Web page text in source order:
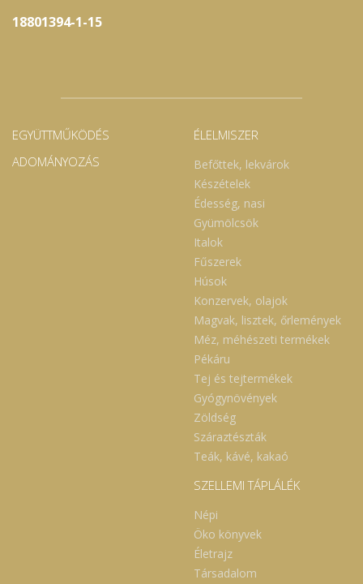
18801394-1-15
EGYÜTTMŰKÖDÉS
ADOMÁNYOZÁS
ÉLELMISZER
Befőttek, lekvárok
Készételek
Édesség, nasi
Gyümölcsök
Italok
Fűszerek
Húsok
Konzervek, olajok
Magvak, lisztek, őrlemények
Méz, méhészeti termékek
Pékáru
Tej és tejtermékek
Gyógynövények
Zöldség
Száraztészták
Teák, kávé, kakaó
SZELLEMI TÁPLÁLÉK
Népi
Öko könyvek
Életrajz
Társadalom